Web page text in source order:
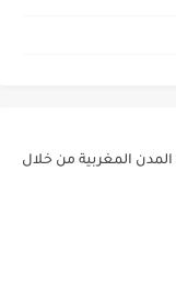
المغربية من خلال